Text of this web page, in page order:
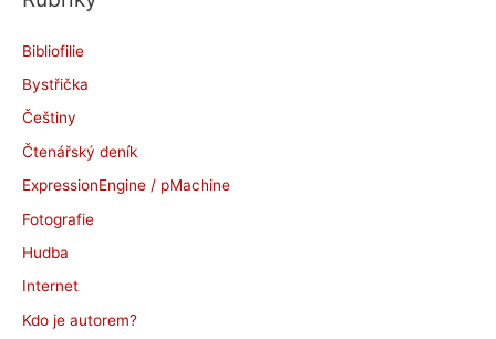
v
y
Bibliofilie
Bystřička
Češtiny
Čtenářský deník
ExpressionEngine / pMachine
Fotografie
Hudba
Internet
Kdo je autorem?